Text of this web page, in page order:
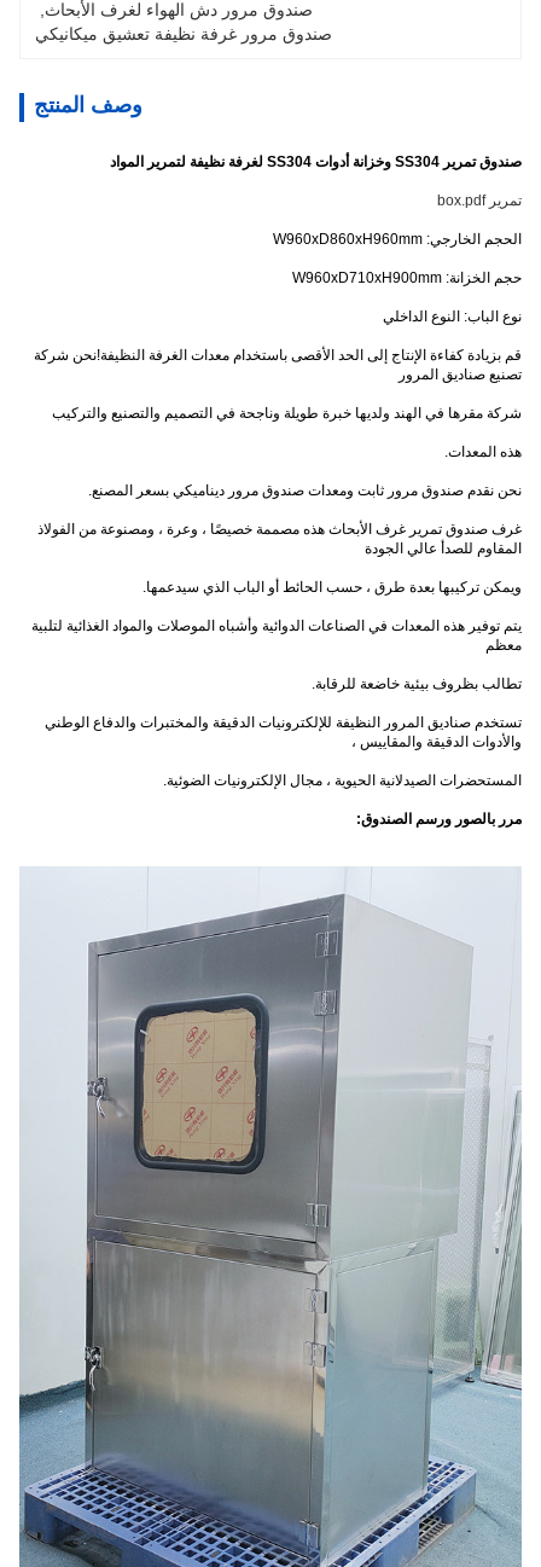
صندوق مرور دش الهواء لغرف الأبحاث
صندوق مرور غرفة نظيفة تعشيق ميكانيكي
وصف المنتج
صندوق تمرير SS304 وخزانة أدوات SS304 لغرفة نظيفة لتمرير المواد
تمرير box.pdf
الحجم الخارجي: W960xD860xH960mm
حجم الخزانة: W960xD710xH900mm
نوع الباب: النوع الداخلي
قم بزيادة كفاءة الإنتاج إلى الحد الأقصى باستخدام معدات الغرفة النظيفة!نحن شركة
تصنيع صناديق المرور
شركة مقرها في الهند ولديها خبرة طويلة وناجحة في التصميم والتصنيع والتركيب
هذه المعدات.
نحن نقدم صندوق مرور ثابت ومعدات صندوق مرور ديناميكي بسعر المصنع.
غرف صندوق تمرير غرف الأبحاث هذه مصممة خصيصًا ، وعرة ، ومصنوعة من الفولاذ
المقاوم للصدأ عالي الجودة
ويمكن تركيبها بعدة طرق ، حسب الحائط أو الباب الذي سيدعمها.
يتم توفير هذه المعدات في الصناعات الدوائية وأشباه الموصلات والمواد الغذائية لتلبية
معظم
تطالب بظروف بيئية خاضعة للرقابة.
تستخدم صناديق المرور النظيفة للإلكترونيات الدقيقة والمختبرات والدفاع الوطني
والأدوات الدقيقة والمقاييس ،
المستحضرات الصيدلانية الحيوية ، مجال الإلكترونيات الضوئية.
مرر بالصور ورسم الصندوق: